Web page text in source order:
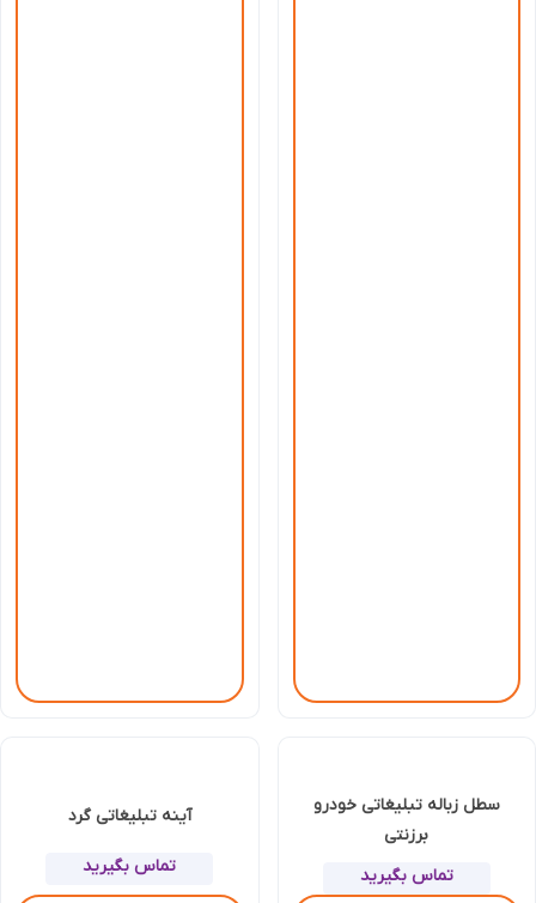
سطل زباله تبلیغاتی خودرو
برزنتی
تماس بگیرید
آینه تبلیغاتی گرد
تماس بگیرید